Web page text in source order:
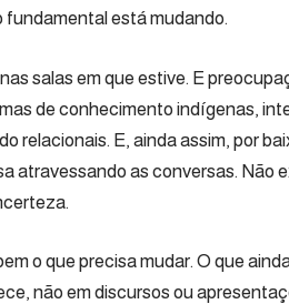
fundamental está mudando.
salas em que estive. E
de conhecimento indígenas,
relacionais. E, ainda assim, por
atravessando as conversas. Não
o que precisa mudar. O que
não em discursos ou